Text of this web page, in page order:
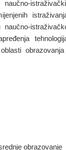
obrazovanje